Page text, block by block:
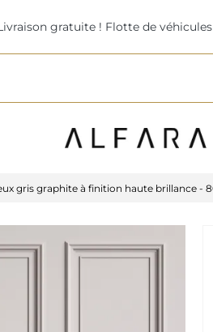
gratuite ! Flotte de
gris graphite à finition haute brillance -